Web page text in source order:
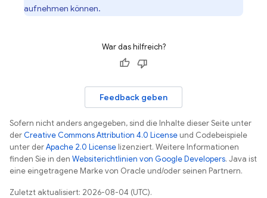
aufnehmen können.
War das hilfreich?
Feedback geben
Sofern nicht anders angegeben, sind die Inhalte dieser Seite unter
derCreative Commons Attribution 4.0 License und Codebeispiele
unter derApache 2.0 License lizenziert. Weitere Informationen
finden Sie in den Websiterichtlinien von Google Developers. Java ist
eine eingetragene Marke von Oracle und/oder seinen Partnern.
Zuletzt aktualisiert: 2026-08-04 (UTC).